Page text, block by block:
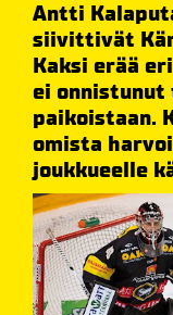
Antti
siivittivät
Kaksi erää
ei onnistunut
paikoistaan.
omista
joukkueelle